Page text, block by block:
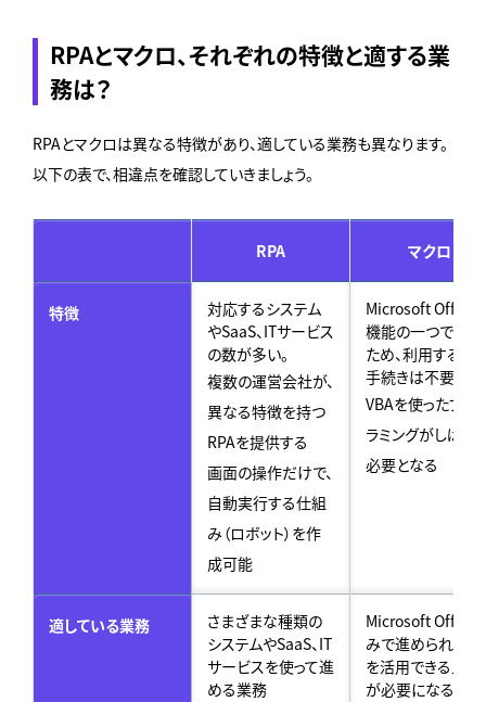
RPAとマクロ、それぞれの特徴と適する業
務は？
RPAとマクロは異なる特徴があり、適している業務も異なります。
以下の表で、相違点を確認していきましょう。
RPA マクロ
特徴
対応するシステム
やSaaS、ITサービス
の数が多い。
複数の運営会社が、
異なる特徴を持つ
RPAを提供する
画面の操作だけで、
自動実行する仕組
み（ロボット）を作
成可能
Microsoft Office
機能の一つである
ため、利用する際
手続きは不要
VBAを使ったプロ
ラミングがしばし
必要となる
適している業務
さまざまな種類の
システムやSaaS、IT
サービスを使って進
める業務
Microsoft Office
みで進められ、
を活用できる人材
が必要になる業務